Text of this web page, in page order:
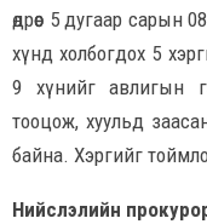
өдрөөс 5 дугаар
хүнд холбогдох 5
9 хүнийг авлигын
тооцож, хуульд
байна. Хэргийг
Нийслэлийн